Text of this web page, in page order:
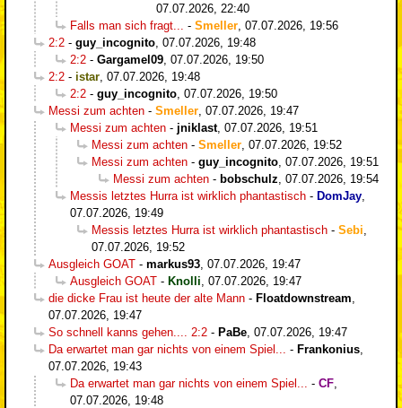
07.07.2026, 22:40
Falls man sich fragt...
- Smeller 07.07.2026, 19:56
2:2 - guy_incognito 07.07.2026, 19:48
2:2 - Gargamel09 07.07.2026, 19:50
2:2 - istar 07.07.2026, 19:48
2:2 - guy_incognito 07.07.2026, 19:50
Messi zum achten - Smeller 07.07.2026, 19:47
Messi zum achten - jniklast, 07.07.2026, 19:51
Messi zum achten - Smeller 07.07.2026, 19:52
Messi zum achten - guy_incognito 07.07.2026, 19:51
Messi zum achten - bobschulz 07.07.2026, 19:54
Messis letztes Hurra ist wirklich phantastisch - DomJay
07.07.2026, 19:49
Messis letztes Hurra ist wirklich phantastisch - Sebi
07.07.2026, 19:52
Ausgleich GOAT - markus93 07.07.2026, 19:47
Ausgleich GOAT - Knolli 07.07.2026, 19:47
die dicke Frau ist heute der alte Mann - Floatdownstream
07.07.2026, 19:47
So schnell kanns gehen.... 2:2 - PaBe 07.07.2026, 19:47
Da erwartet man gar nichts von einem Spiel...
- Frankonius
07.07.2026, 19:43
Da erwartet man gar nichts von einem Spiel...
- CF
07.07.2026, 19:48